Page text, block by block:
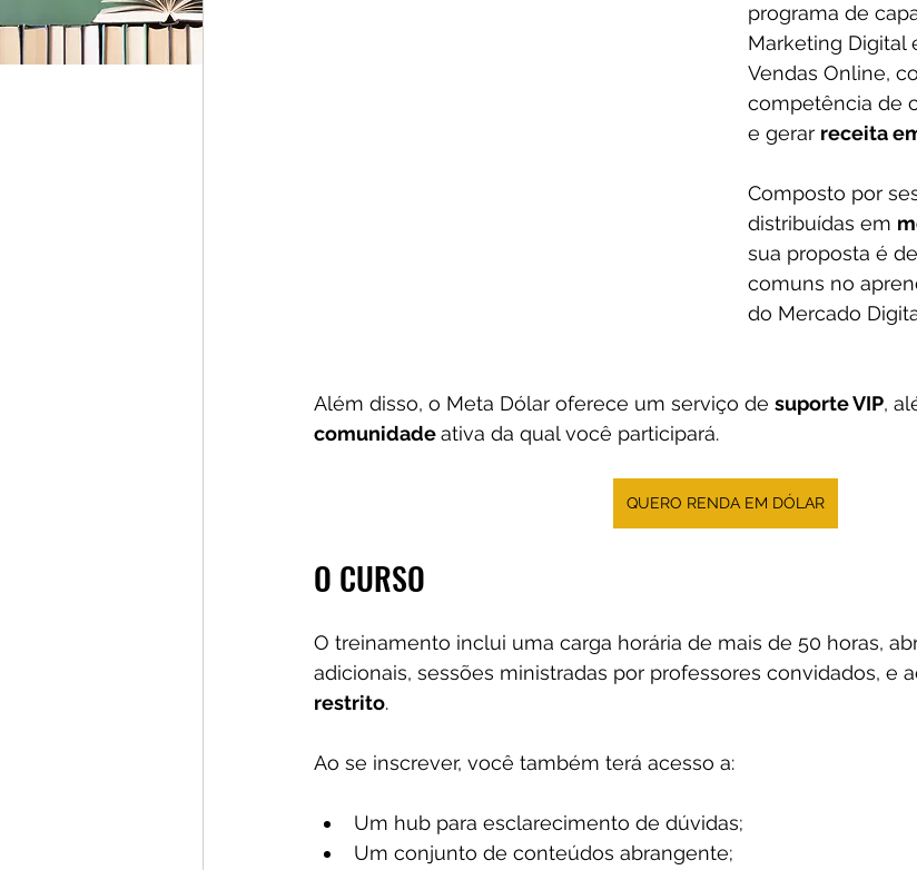
programa de
Marketing Digital
Vendas Online,
competência de
e gerar receita
Composto por
distribuídas em
sua proposta é
comuns no
do Mercado
Além disso, o Meta Dólar oferece um serviço de suporte VIP,
comunidade ativa da qual você participará.
QUERO RENDA EM DÓLAR
O CURSO
O treinamento inclui uma carga horária de mais de 50 horas,
adicionais, sessões ministradas por professores convidados, e
restrito.
Ao se inscrever, você também terá acesso a:
Um hub para esclarecimento de dúvidas;
Um conjunto de conteúdos abrangente;